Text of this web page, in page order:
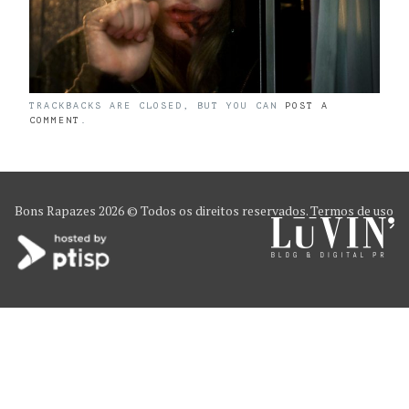
TRACKBACKS ARE CLOSED, BUT YOU CAN POST A
COMMENT
Bons Rapazes 2026 © Todos os direitos reservados.Termos de uso